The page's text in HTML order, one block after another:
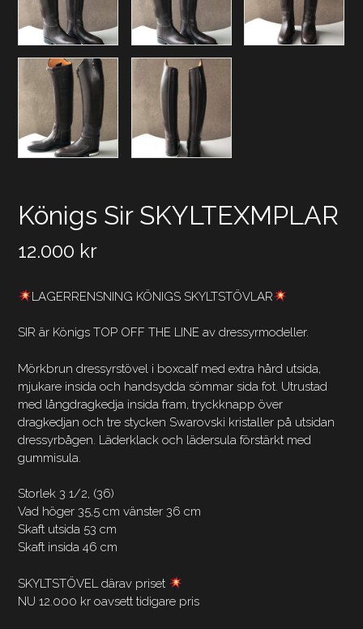
Königs Sir SKYLTEXMPLAR
12.000 kr
LAGERRENSNING KÖNIGS SKYLTSTÖVLAR
SIR är Königs TOP OFF THE LINE av dressyrmodeller.
Mörkbrun dressyrstövel i boxcalf med extra hård utsida,
mjukare insida och handsydda sömmar sida fot. Utrustad
med långdragkedja insida fram, tryckknapp över
dragkedjan och tre stycken Swarovski kristaller på utsidan
dressyrbågen. Läderklack och lädersula förstärkt med
gummisula.
Storlek 3 1/2, (36)
Vad höger 35,5 cm vänster 36 cm
Skaft utsida 53 cm
Skaft insida 46 cm
SKYLTSTÖVEL därav priset
NU 12.000 kr oavsett tidigare pris